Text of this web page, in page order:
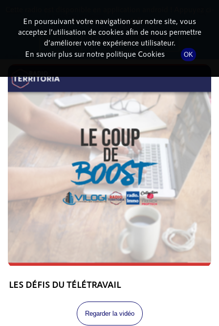
DÉTAILS DE L'ÉPISODE
6 mai 2021à 9h34, durée : 18 minutes
LES DÉFIS DU TÉLÉTRAVAIL
Regarder la vidéo
En poursuivant votre navigation sur notre site, vous
acceptez l’utilisation de cookies afin de nous permettre
d’améliorer votre expérience utilisateur.
En savoir plus sur notre politique Cookies
OK
dessous pour l'installer.
Non merci Télécharger l'application